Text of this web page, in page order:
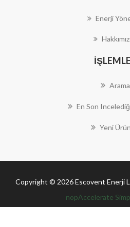
Enerji
Arama
En Son
Yeni
Copyright © 2026 Escovent Enerji
nopAccelerate